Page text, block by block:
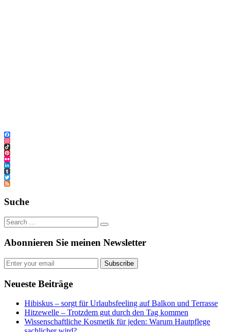
Facebook
Instagram
TikTok
Pinterest
Flickr
LinkedIn
Tumblr
Twitter
Feed
Suche
Abonnieren Sie meinen Newsletter
Subscribe
Neueste Beiträge
Hibiskus – sorgt für Urlaubsfeeling auf Balkon und Terrasse
Hitzewelle – Trotzdem gut durch den Tag kommen
Wissenschaftliche Kosmetik für jeden: Warum Hautpflege